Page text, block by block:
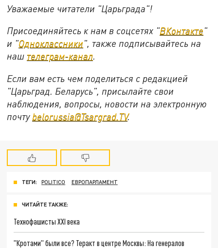
Уважаемые читатели "Царьграда"!
Присоединяйтесь к нам в соцсетях "ВКонтакте"
и "Одноклассники", также подписывайтесь на
наш телеграм-канал.
Если вам есть чем поделиться с редакцией
"Царьград. Беларусь", присылайте свои
наблюдения, вопросы, новости на электронную
почту belorussia@Tsargrad.TV.
ТЕГИ: POLITICO ЕВРОПАРЛАМЕНТ
ЧИТАЙТЕ ТАКЖЕ:
Технофашисты XXI века
"Кротами" были все? Теракт в центре Москвы: На генералов